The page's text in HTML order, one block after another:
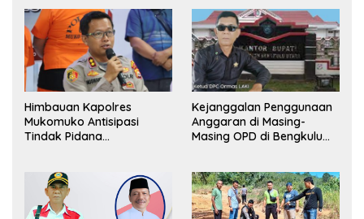
Himbauan Kapolres
Mukomuko Antisipasi
Tindak Pidana
Kejanggalan Penggunaan
Anggaran di Masing-
Masing OPD di Bengkulu